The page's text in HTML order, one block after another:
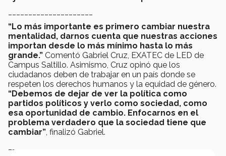
“Lo más importante es primero cambiar nuestra
mentalidad, darnos cuenta que nuestras acciones
importan desde lo más mínimo hasta lo más
grande.” Comentó Gabriel Cruz, EXATEC de LED de
Campus Saltillo. Asimismo, Cruz opinó que los
ciudadanos deben de trabajar en un país donde se
respeten los derechos humanos y la equidad de género.
“Debemos de dejar de ver la política como
partidos políticos y verlo como sociedad, como
esa oportunidad de cambio. Enfocarnos en el
problema verdadero que la sociedad tiene que
cambiar”, finalizó Gabriel.